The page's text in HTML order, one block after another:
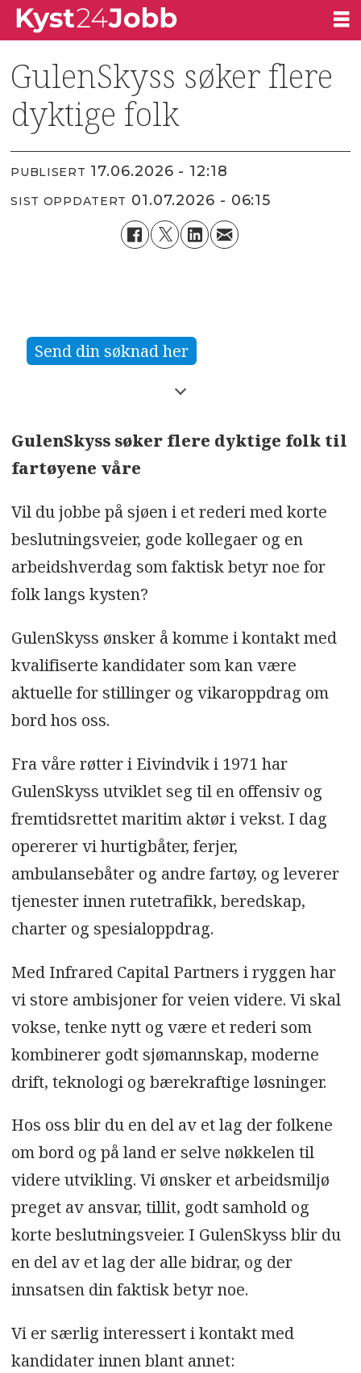
GulenSkyss søker flere
dyktige folk
PUBLISERT 17.06.2026 - 12:18
SIST OPPDATERT 01.07.2026 - 06:15
Send din søknad her
https://www.gulenskyss.no/
GulenSkyss søker flere dyktige folk til
fartøyene våre
Vil du jobbe på sjøen i et rederi med korte
beslutningsveier, gode kollegaer og en
arbeidshverdag som faktisk betyr noe for
folk langs kysten?
GulenSkyss ønsker å komme i kontakt med
kvalifiserte kandidater som kan være
aktuelle for stillinger og vikaroppdrag om
bord hos oss.
Fra våre røtter i Eivindvik i 1971 har
GulenSkyss utviklet seg til en offensiv og
fremtidsrettet maritim aktør i vekst. I dag
opererer vi hurtigbåter, ferjer,
ambulansebåter og andre fartøy, og leverer
tjenester innen rutetrafikk, beredskap,
charter og spesialoppdrag.
Med Infrared Capital Partners i ryggen har
vi store ambisjoner for veien videre. Vi skal
vokse, tenke nytt og være et rederi som
kombinerer godt sjømannskap, moderne
drift, teknologi og bærekraftige løsninger.
Hos oss blir du en del av et lag der folkene
om bord og på land er selve nøkkelen til
videre utvikling. Vi ønsker et arbeidsmiljø
preget av ansvar, tillit, godt samhold og
korte beslutningsveier. I GulenSkyss blir du
en del av et lag der alle bidrar, og der
innsatsen din faktisk betyr noe.
Vi er særlig interessert i kontakt med
kandidater innen blant annet: